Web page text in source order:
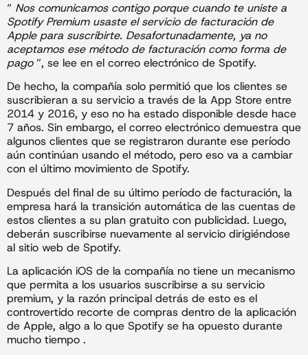
“ Nos comunicamos contigo porque cuando te uniste a
Spotify Premium usaste el servicio de facturación de
Apple para suscribirte. Desafortunadamente, ya no
aceptamos ese método de facturación como forma de
pago”, se lee en el correo electrónico de Spotify.
De hecho, la compañía solo permitió que los clientes se
suscribieran a su servicio a través de la App Store entre
2014 y 2016, y eso no ha estado disponible desde hace
7 años. Sin embargo, el correo electrónico demuestra que
algunos clientes que se registraron durante ese período
aún continúan usando el método, pero eso va a cambiar
con el último movimiento de Spotify.
Después del final de su último período de facturación, la
empresa hará la transición automática de las cuentas de
estos clientes a su plan gratuito con publicidad. Luego,
deberán suscribirse nuevamente al servicio dirigiéndose
al sitio web de Spotify.
La aplicación iOS de la compañía no tiene un mecanismo
que permita a los usuarios suscribirse a su servicio
premium, y la razón principal detrás de esto es el
controvertido recorte de compras dentro de la aplicación
de Apple, algo a lo que Spotify se ha opuesto durante
mucho tiempo .